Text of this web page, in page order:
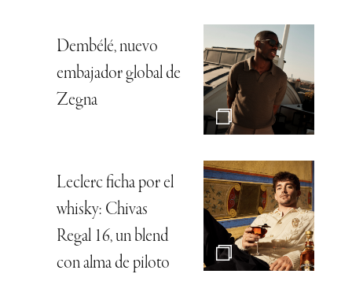
Dembélé, nuevo
embajador global de
Zegna
Leclerc ficha por el
whisky: Chivas
Regal 16, un blend
con alma de piloto